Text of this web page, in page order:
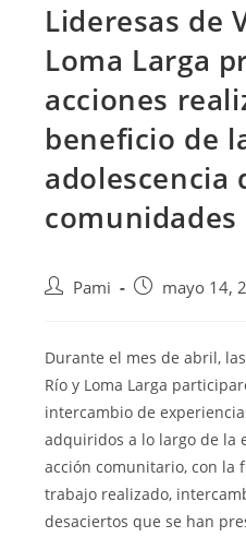
Lideresas de
Loma Larga
acciones
beneficio de
adolescencia
comunidades
Pami mayo 14,
Durante el mes de abril,
Río y Loma Larga
intercambio de
adquiridos a lo largo de la
acción comunitario, con la
trabajo realizado,
desaciertos que se han